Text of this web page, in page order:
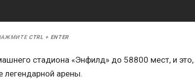
CTRL + ENTER
стадиона «Энфилд» до 58800 мест, и это,
легендарной арены.